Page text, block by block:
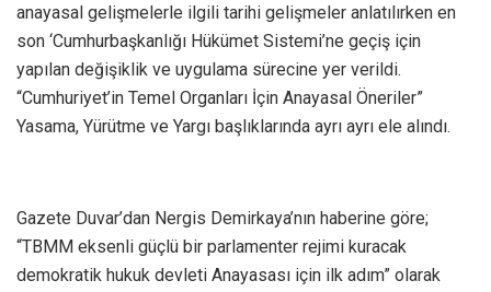
anayasal gelişmelerle ilgili tarihi gelişmeler anlatılırken en
son ‘Cumhurbaşkanlığı Hükümet Sistemi’ne geçiş için
yapılan değişiklik ve uygulama sürecine yer verildi.
“Cumhuriyet’in Temel Organları İçin Anayasal Öneriler”
Yasama, Yürütme ve Yargı başlıklarında ayrı ayrı ele alındı.
Gazete Duvar’dan Nergis Demirkaya’nın haberine göre;
“TBMM eksenli güçlü bir parlamenter rejimi kuracak
demokratik hukuk devleti Anayasası için ilk adım” olarak